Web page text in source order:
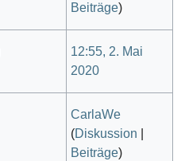
Beiträge)
12:55, 2. Mai
2020
CarlaWe
(Diskussion
Beiträge)